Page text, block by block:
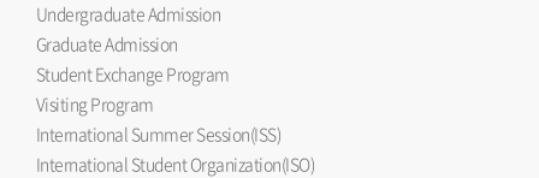
Undergraduate Admission
Graduate Admission
Student Exchange Program
Visiting Program
International Summer Session(ISS)
International Student Organization(ISO)